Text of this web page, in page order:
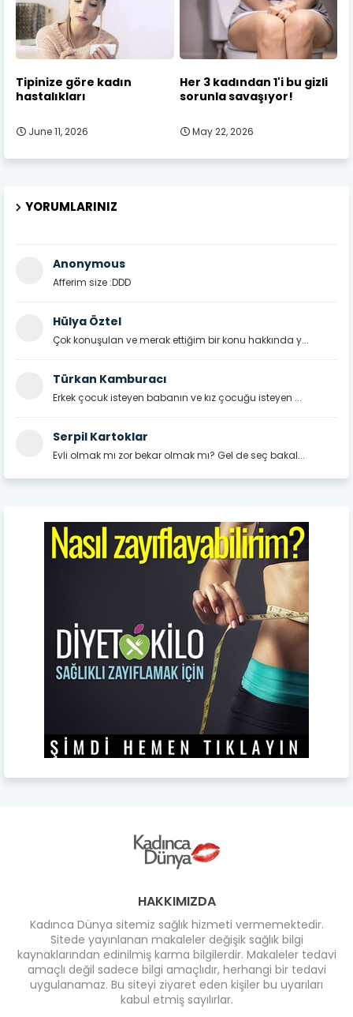
Tipinize göre kadın
hastalıkları
June 11, 2026
Her 3 kadından 1'i bu gizli
sorunla savaşıyor!
May 22, 2026
YORUMLARINIZ
Anonymous
Afferim size :DDD
Hülya Öztel
Çok konuşulan ve merak ettiğim bir konu hakkında y...
Türkan Kamburacı
Erkek çocuk isteyen babanın ve kız çocuğu isteyen ...
Serpil Kartoklar
Evli olmak mı zor bekar olmak mı? Gel de seç bakal...
HAKKIMIZDA
Kadınca Dünya sitemiz sağlık hizmeti vermemektedir.
Sitede yayınlanan makaleler değişik sağlık bilgi
kaynaklarından edinilmiş karma bilgilerdir. Makaleler tedavi
amaçlı değil sadece bilgi amaçlıdır, herhangi bir tedavi
uygulanamaz. Bu siteyi ziyaret eden kişiler bu uyarıları
kabul etmiş sayılırlar.